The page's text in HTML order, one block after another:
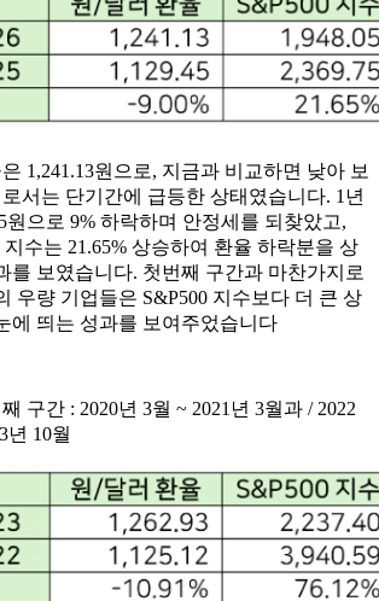
1,241.13원으로, 지금과 비교하면 낮아 보
서는 단기간에 급등한 상태였습니다. 1년
원으로 9% 하락하며 안정세를 되찾았고,
지수는 21.65% 상승하여 환율 하락분을 상
를 보였습니다. 첫번째 구간과 마찬가지로
우량 기업들은 S&P500 지수보다 더 큰 상
에 띄는 성과를 보여주었습니다
구간 : 2020년 3월 ~ 2021년 3월과 / 2022
년 10월